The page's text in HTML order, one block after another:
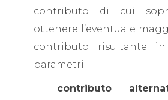
contributo di cui
ottenere l’eventuale
contributo risultante
parametri.
contributo